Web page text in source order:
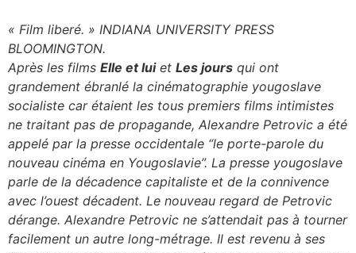
« Film liberé. » INDIANA UNIVERSITY PRESS
BLOOMINGTON.
Après les films Elle et luiet Les jours qui ont
grandement ébranlé la cinématographie yougoslave
socialiste car étaient les tous premiers films intimistes
ne traitant pas de propagande, Alexandre Petrovic a été
appelé par la presse occidentale “le porte-parole du
nouveau cinéma en Yougoslavie”. La presse yougoslave
parle de la décadence capitaliste et de la connivence
avec l’ouest décadent. Le nouveau regard de Petrovic
dérange. Alexandre Petrovic ne s’attendait pas à tourner
facilement un autre long-métrage. Il est revenu à ses